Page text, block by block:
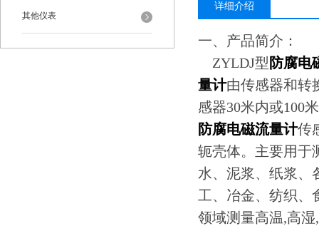
其他仪表
详细介绍
一、产品简介：
ZYLDJ型 防腐电
量计由传感器和转
感器30米内或100
防腐电磁流量计传
轭壳体。主要用于
水、泥浆、纸浆、
工、冶金、纺织、
领域测量高温,高